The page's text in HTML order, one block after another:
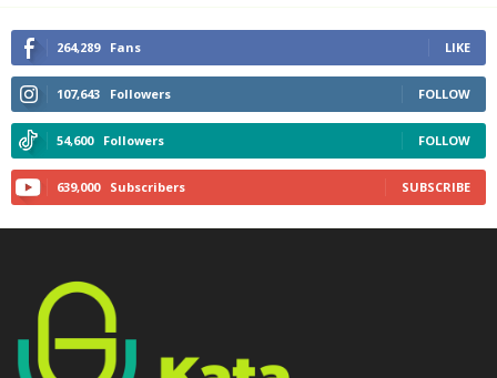
264,289 Fans LIKE
107,643 Followers FOLLOW
54,600 Followers FOLLOW
639,000 Subscribers SUBSCRIBE